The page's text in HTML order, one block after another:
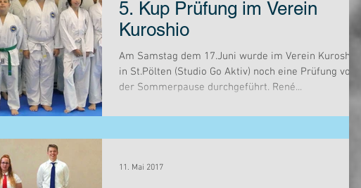
5. Kup Prüfung im Verein
Kuroshio
Am Samstag dem 17.Juni wurde im Verein Kuroshio
in St.Pölten (Studio Go Aktiv) noch eine Prüfung vor
der Sommerpause durchgeführt. René...
11. Mai 2017